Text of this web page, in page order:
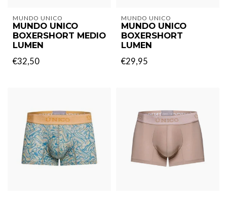
MUNDO UNICO
MUNDO UNICO
BOXERSHORT MEDIO
LUMEN
€32,50
MUNDO UNICO
MUNDO UNICO
BOXERSHORT
LUMEN
€29,95